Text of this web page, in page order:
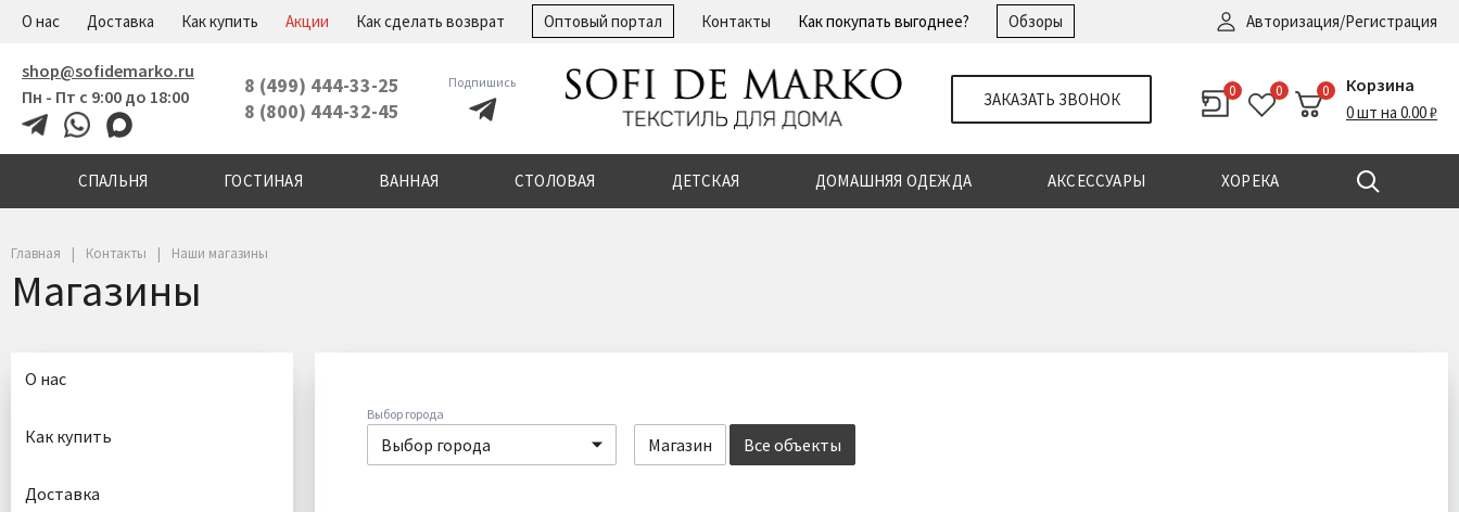
О нас Доставка Как купить Акции Как сделать возврат Оптовый портал Контакты Как покупать выгоднее? Обзоры Авторизация/Регистрация
shop@sofidemarko.ru
Пн - Пт с 9:00 до 18:00
8 (499) 444-33-25
8 (800) 444-32-45
Подпишись
ЗАКАЗАТЬ ЗВОНОК 0 0 0 Корзина
0 шт на 0.00 ₽
СПАЛЬНЯ ГОСТИНАЯ ВАННАЯ СТОЛОВАЯ ДЕТСКАЯ ДОМАШНЯЯ ОДЕЖДА АКСЕССУАРЫ ХОРЕКА
Регистрация
Главная Контакты Наши магазины
Магазины
Выбор города
Выбор города Магазин Все объекты
О нас
Как купить
Доставка